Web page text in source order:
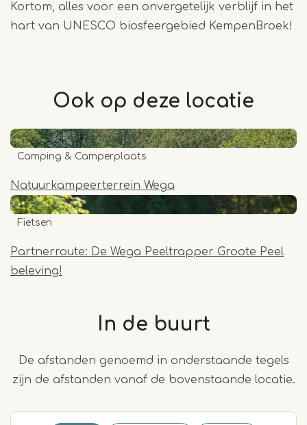
Kortom, alles voor een onvergetelijk verblijf in het
hart van UNESCO biosfeergebied KempenBroek!
Ook op deze locatie
Natuurkampeerterrein Wega
Camping & Camperplaats
Partnerroute: De Wega Peeltrapper Groote Peel
beleving!
Fietsen
In de buurt
De afstanden genoemd in onderstaande tegels
zijn de afstanden vanaf de bovenstaande locatie.